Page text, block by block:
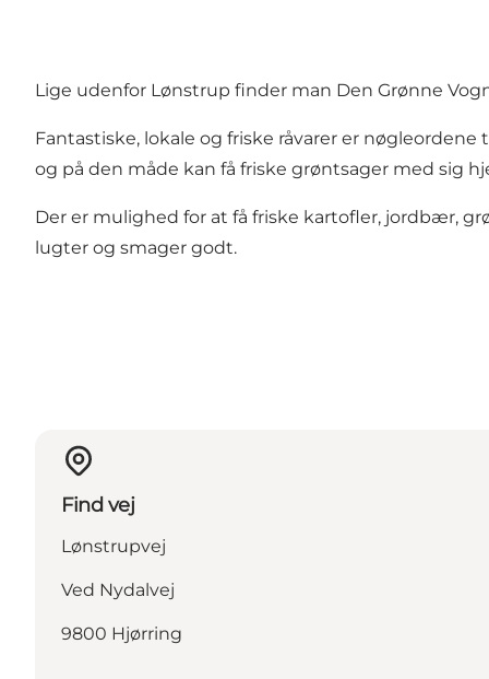
Lige udenfor Lønstrup finder man Den Grønne
Fantastiske, lokale og friske råvarer er
og på den måde kan få friske grøntsager med sig
Der er mulighed for at få friske kartofler, jordbær,
lugter og smager godt.
Find vej
Lønstrupvej
Ved Nydalvej
9800 Hjørring